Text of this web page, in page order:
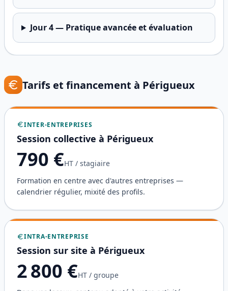
Jour4— Pratique avancée et évaluation
Tarifs et financement à Périgueux
INTER-ENTREPRISES
Session collective à Périgueux
790 €HT / stagiaire
Formation en centre avec d'autres entreprises —
calendrier régulier, mixité des profils.
INTRA-ENTREPRISE
Session sur site à Périgueux
2 800 €HT / groupe